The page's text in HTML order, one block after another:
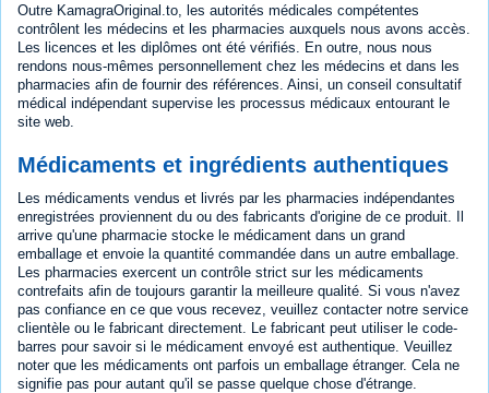
Outre KamagraOriginal.to, les autorités médicales compétentes
contrôlent les médecins et les pharmacies auxquels nous avons accès.
Les licences et les diplômes ont été vérifiés. En outre, nous nous
rendons nous-mêmes personnellement chez les médecins et dans les
pharmacies afin de fournir des références. Ainsi, un conseil consultatif
médical indépendant supervise les processus médicaux entourant le
site web.
Médicaments et ingrédients authentiques
Les médicaments vendus et livrés par les pharmacies indépendantes
enregistrées proviennent du ou des fabricants d'origine de ce produit. Il
arrive qu'une pharmacie stocke le médicament dans un grand
emballage et envoie la quantité commandée dans un autre emballage.
Les pharmacies exercent un contrôle strict sur les médicaments
contrefaits afin de toujours garantir la meilleure qualité. Si vous n'avez
pas confiance en ce que vous recevez, veuillez contacter notre service
clientèle ou le fabricant directement. Le fabricant peut utiliser le code-
barres pour savoir si le médicament envoyé est authentique. Veuillez
noter que les médicaments ont parfois un emballage étranger. Cela ne
signifie pas pour autant qu'il se passe quelque chose d'étrange.